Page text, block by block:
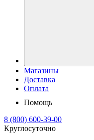
Магазины
Доставка
Оплата
Помощь
8 (800) 600-39-00
Круглосуточно